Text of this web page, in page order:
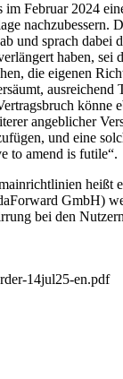
Februar 2024
sprach dabei
haben,
die eigenen
angeblicher
und eine
to amend is futile“.
heißt
GmbH)
bei den
14jul25-en.pdf